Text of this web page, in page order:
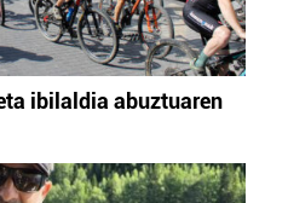
ibilaldia abuztuaren